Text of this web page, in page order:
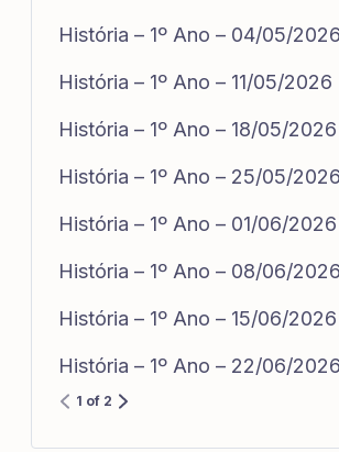
História – 1º Ano – 04/05/2026
História – 1º Ano – 11/05/2026
História – 1º Ano – 18/05/2026
História – 1º Ano – 25/05/2026
História – 1º Ano – 01/06/2026
História – 1º Ano – 08/06/2026
História – 1º Ano – 15/06/2026
História – 1º Ano – 22/06/2026
1 of 2